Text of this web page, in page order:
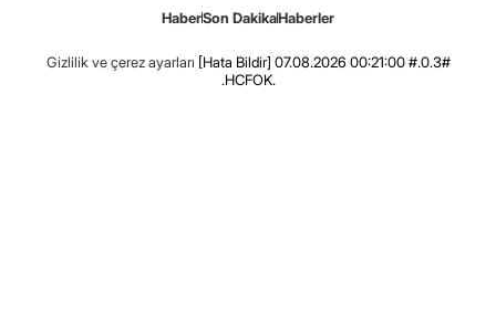
HaberSon DakikaHaberler
Gizlilik ve çerez ayarları [Hata Bildir] 07.08.2026 00:21:00 #.0.3#
.HCFOK.